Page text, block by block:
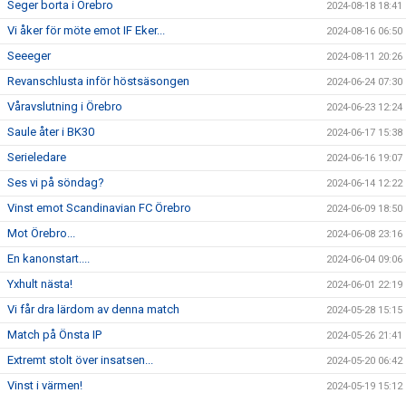
Seger borta i Örebro 2024-08-18 18:41
Vi åker för möte emot IF Eker... 2024-08-16 06:50
Seeeger 2024-08-11 20:26
Revanschlusta inför höstsäsongen 2024-06-24 07:30
Våravslutning i Örebro 2024-06-23 12:24
Saule åter i BK30 2024-06-17 15:38
Serieledare 2024-06-16 19:07
Ses vi på söndag? 2024-06-14 12:22
Vinst emot Scandinavian FC Örebro 2024-06-09 18:50
Mot Örebro... 2024-06-08 23:16
En kanonstart.... 2024-06-04 09:06
Yxhult nästa! 2024-06-01 22:19
Vi får dra lärdom av denna match 2024-05-28 15:15
Match på Önsta IP 2024-05-26 21:41
Extremt stolt över insatsen... 2024-05-20 06:42
Vinst i värmen! 2024-05-19 15:12